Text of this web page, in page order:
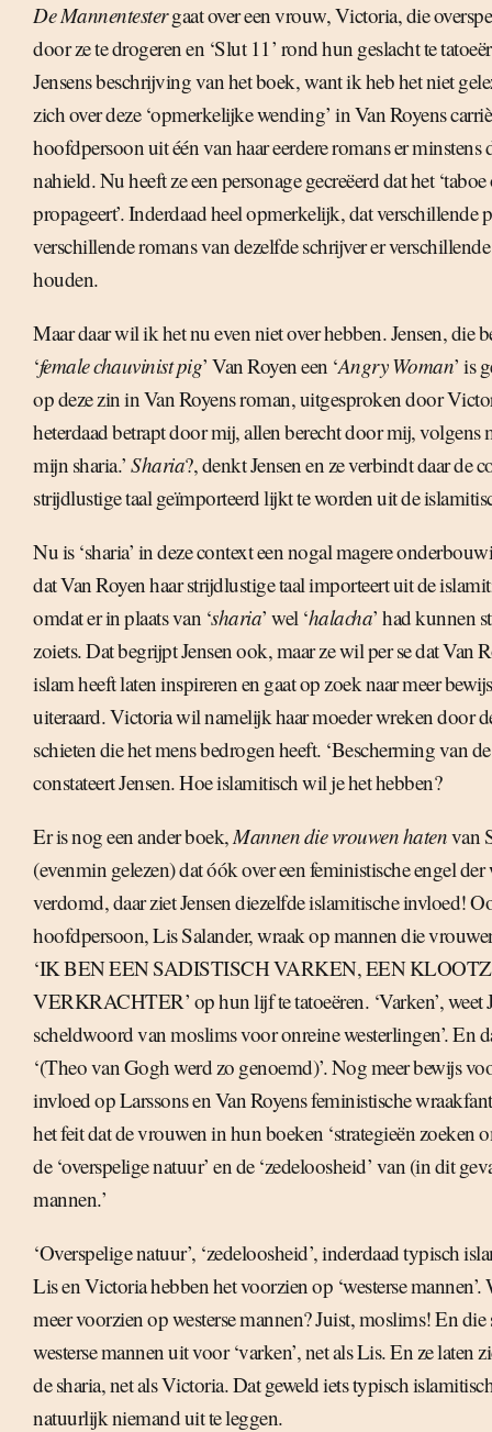
De Mannentestergaat over een vrouw, Victoria, die
door ze te drogeren en ‘Slut 11’ rond hun geslacht te
Jensens beschrijving van het boek, want ik heb het niet
zich over deze ‘opmerkelijke wending’ in Van Royens
hoofdpersoon uit één van haar eerdere romans er minstens
nahield. Nu heeft ze een personage gecreëerd dat het
propageert’. Inderdaad heel opmerkelijk, dat verschillende
verschillende romans van dezelfde schrijver er
houden.
Maar daar wil ik het nu even niet over hebben. Jensen, die
‘female chauvinist pig’ Van Royen een ‘Angry Woman’ is
op deze zin in Van Royens roman, uitgesproken door
heterdaad betrapt door mij, allen berecht door mij,
mijn sharia.’ Sharia?, denkt Jensen en ze verbindt daar de
strijdlustige taal geïmporteerd lijkt te worden uit de
Nu is ‘sharia’ in deze context een nogal magere
dat Van Royen haar strijdlustige taal importeert uit de
omdat er in plaats van ‘sharia’ wel ‘halacha’ had kunnen
zoiets. Dat begrijpt Jensen ook, maar ze wil per se dat Van
islam heeft laten inspireren en gaat op zoek naar meer
uiteraard. Victoria wil namelijk haar moeder wreken door
schieten die het mens bedrogen heeft. ‘Bescherming van
constateert Jensen. Hoe islamitisch wil je het hebben?
Er is nog een ander boek,Mannen die vrouwen hatenvan
(evenmin gelezen) dat óók over een feministische engel der
verdomd, daar ziet Jensen diezelfde islamitische invloed!
hoofdpersoon, Lis Salander, wraak op mannen die
‘IK BEN EEN SADISTISCH VARKEN, EEN
VERKRACHTER’ op hun lijf te tatoeëren. ‘Varken’, weet
scheldwoord van moslims voor onreine westerlingen’. En
‘(Theo van Gogh werd zo genoemd)’. Nog meer bewijs
invloed op Larssons en Van Royens feministische
het feit dat de vrouwen in hun boeken ‘strategieën zoeken
de ‘overspelige natuur’ en de ‘zedeloosheid’ van (in dit
mannen.’
‘Overspelige natuur’, ‘zedeloosheid’, inderdaad typisch
Lis en Victoria hebben het voorzien op ‘westerse
meer voorzien op westerse mannen? Juist, moslims! En die
westerse mannen uit voor ‘varken’, net als Lis. En ze laten
de sharia, net als Victoria. Dat geweld iets typisch
natuurlijk niemand uit te leggen.